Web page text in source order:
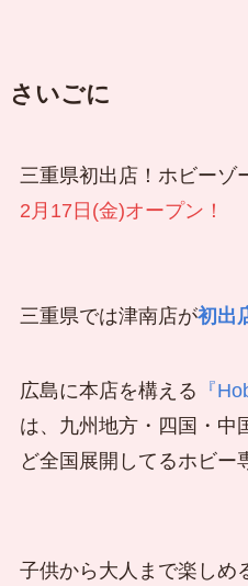
さいごに
三重県初出店！ホビーゾ
2月17日(金)オープン！
三重県では津南店が初出
広島に本店を構える 『
は、九州地方・四国・中
ど全国展開してるホビー
子供から大人まで楽しめ